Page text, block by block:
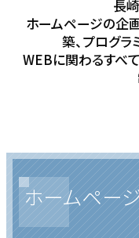
長
ホームページの企
築、プログ
WEBに関わるすべ
ホームペー